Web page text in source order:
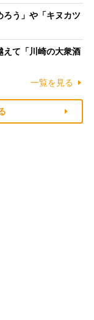
ろう」や「キヌカツ
えて「川崎の大衆酒
一覧を見る